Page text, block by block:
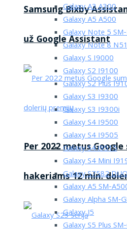
Samsung Bixby
už Google Assistant
Per 2022 metus
hakeriams 12 mln.
Galaxy A3 A300
Galaxy A5 A500
Galaxy Note 5
Galaxy Note 8
Galaxy S I9000
Galaxy S2 I9100
Galaxy S2 Plus
Galaxy S3 I9300
Galaxy S3 I9300i
Galaxy S4 I9500
Galaxy S4 I9505
Galaxy S4 i9515
Galaxy S4 Mini
Galaxy S7582
Galaxy A5 SM-
Galaxy Alpha SM-
Galaxy J5
Galaxy S5 Plus